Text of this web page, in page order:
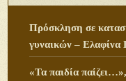
Πρόσκληση σε
γυναικών –
«Τα παιδία